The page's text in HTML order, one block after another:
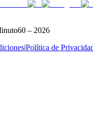
– 2026
|Política de